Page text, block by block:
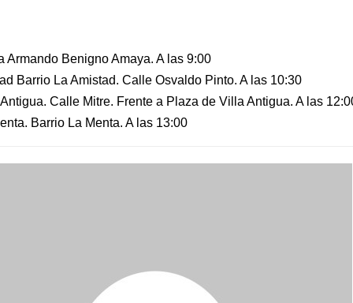
Armando Benigno Amaya. A las 9:00
Barrio La Amistad. Calle Osvaldo Pinto. A las 10:30
Calle Mitre. Frente a Plaza de Villa Antigua. A las
Barrio La Menta. A las 13:00